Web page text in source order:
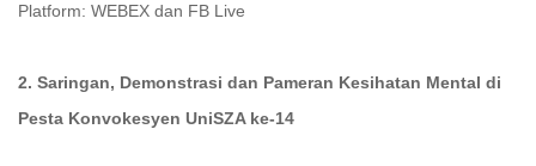
Platform: WEBEX dan FB Live
2. Saringan, Demonstrasi dan Pameran Kesihatan Mental di
Pesta Konvokesyen UniSZA ke-14